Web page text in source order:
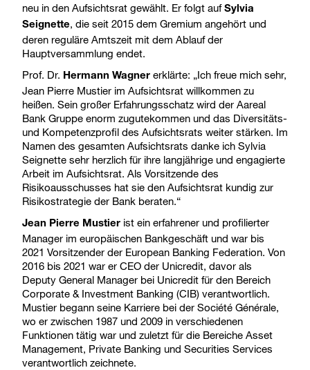
neu in den Aufsichtsrat gewählt. Er folgt auf Sylvia
Seignette, die seit 2015 dem Gremium angehört und
deren reguläre Amtszeit mit dem Ablauf der
Hauptversammlung endet.
Prof. Dr. Hermann Wagner erklärte: „Ich freue mich sehr,
Jean Pierre Mustier im Aufsichtsrat willkommen zu
heißen. Sein großer Erfahrungsschatz wird der Aareal
Bank Gruppe enorm zugutekommen und das Diversitäts-
und Kompetenzprofil des Aufsichtsrats weiter stärken. Im
Namen des gesamten Aufsichtsrats danke ich Sylvia
Seignette sehr herzlich für ihre langjährige und engagierte
Arbeit im Aufsichtsrat. Als Vorsitzende des
Risikoausschusses hat sie den Aufsichtsrat kundig zur
Risikostrategie der Bank beraten.“
Jean Pierre Mustier ist ein erfahrener und profilierter
Manager im europäischen Bankgeschäft und war bis
2021 Vorsitzender der European Banking Federation. Von
2016 bis 2021 war er CEO der Unicredit, davor als
Deputy General Manager bei Unicredit für den Bereich
Corporate & Investment Banking (CIB) verantwortlich.
Mustier begann seine Karriere bei der Société Générale,
wo er zwischen 1987 und 2009 in verschiedenen
Funktionen tätig war und zuletzt für die Bereiche Asset
Management, Private Banking und Securities Services
verantwortlich zeichnete.